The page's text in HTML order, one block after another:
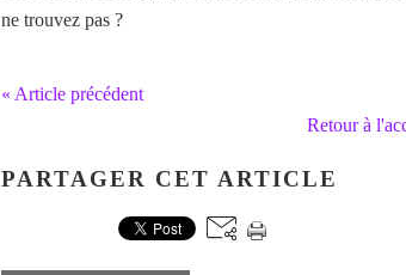
ne trouvez pas ?
« Article précédent
Retour à
PARTAGER CET ARTICLE